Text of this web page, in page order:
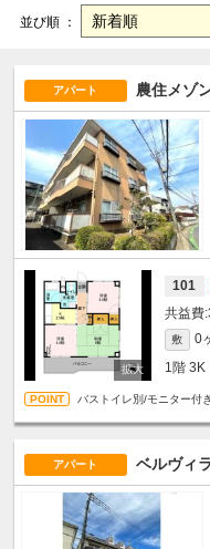
並び順 ：
アパート 農住メゾ
101
敷 0
1階 3K
バストイレ別/モニター付
アパート ベルヴィ